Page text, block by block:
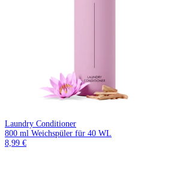
Laundry Conditioner
800 ml Weichspüler für 40 WL
8,99 €